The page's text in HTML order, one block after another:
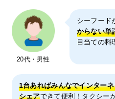
20代・男性
シーフード
からない単
目当ての料
1台あればみんなでインター
シェアできて便利！タクシー